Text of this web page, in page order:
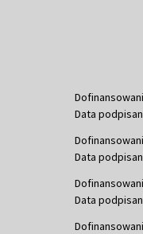
Data
Data
Data